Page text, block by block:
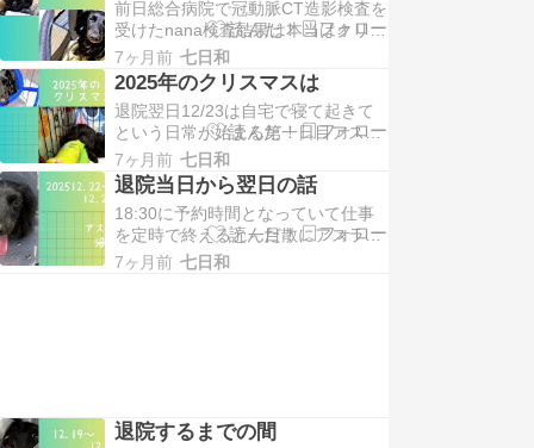
まっても見にきてくださった方、と
っても貴重なあなた、あり […]
前日総合病院で冠動脈CT造影検査を
受けたnana検査結果は本当はクリニ
ックに検査結果が届いてからの受診
となるんだけど検査結果が届くまで
待っていると年明けまで検査結果が
聞けないので総合病院に画像をもら
いに行ってその足でクリ […]
7ヶ月前 七日和
2025年のクリスマスは
退院翌日12/23は自宅で寝て起きて
という日常が始まる第一日目アスラ
ンの後肢は全く動かないしプランプ
ランの状態でリハビリをしていても
以前あったブリンブリンの後肢の筋
肉はすっかりテロンテロンになって
いて4～5日動かせなくな […]
7ヶ月前 七日和
退院当日から翌日の話
18:30に予約時間となっていて仕事
を定時で終えると一目散にアスラン
のお迎えに向かった。家にはよらず
7ヶ月前 七日和
退院するまでの間